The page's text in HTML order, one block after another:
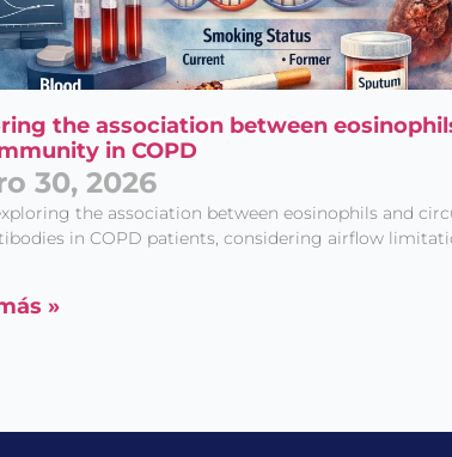
the association between
in COPD
30, 2026
the association between eosinophils and
in COPD patients, considering airflow
»